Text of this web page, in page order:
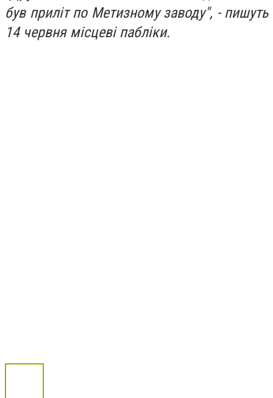
був приліт по Метизному заводу", - пишуть
14 червня місцеві пабліки.